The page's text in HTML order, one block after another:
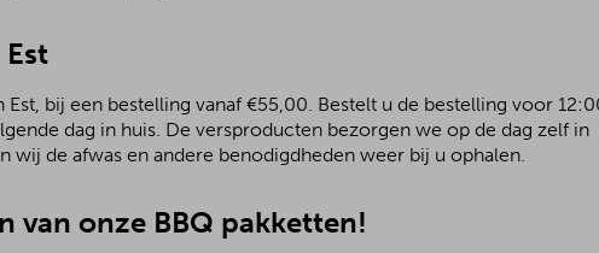
bij een bestelling vanaf €55,00. Bestelt u de bestelling voor
dag in huis. De versproducten bezorgen we op de dag zelf in
wij de afwas en andere benodigdheden weer bij u ophalen.
van onze BBQ pakketten!